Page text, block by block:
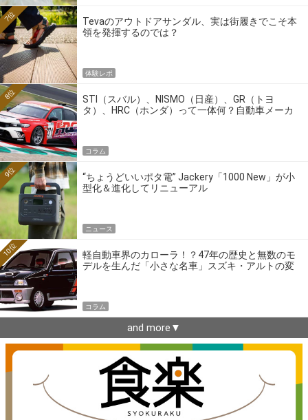
Tevaのアウトドアサンダル、実は街履きでこそ本
領を発揮するのでは？
7位
体験レポ
STI（スバル）、NISMO（日産）、GR（トヨ
タ）、HRC（ホンダ）って一体何？自動車メーカ
8位
コラム
“ちょうどいいポタ電” Jackery「1000 New」が小
型化＆進化してリニューアル
9位
ニュース
軽自動車界のカローラ！？47年の歴史と無数のモ
デルを生んだ「小さな名車」スズキ・アルトの変
10位
コラム
and more▼